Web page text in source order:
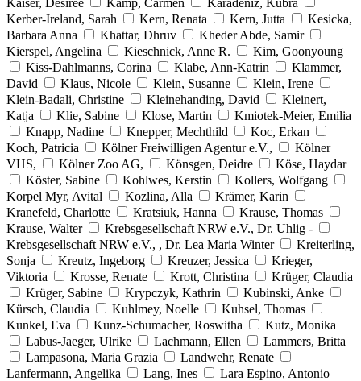
Kerber-Ireland, Sarah
Kern, Renata Kern, Jutta
Kesicka,
Barbara Anna
Khattar, Dhruv
Kheder Abde, Samir
Kierspel, Angelina
Kieschnick, Anne R.
Kim, Goonyoung
Kiss-Dahlmanns, Corina
Klabe, Ann-Katrin
Klammer,
David
Klaus, Nicole Klein, Susanne
Klein, Irene
Klein-Badali, Christine
Kleinehanding, David
Kleinert,
Katja
Klie, Sabine Klose, Martin
Kmiotek-Meier, Emilia
Knapp, Nadine
Knepper, Mechthild
Koc, Erkan
Koch, Patricia
Kölner Freiwilligen Agentur e.V.,
Kölner
VHS,
Kölner Zoo AG, Könsgen, Deidre
Köse, Haydar
Köster, Sabine
Kohlwes, Kerstin
Kollers, Wolfgang
Korpel Myr, Avital
Kozlina, Alla
Krämer, Karin
Kranefeld, Charlotte
Kratsiuk, Hanna
Krause, Thomas
Krause, Walter
Krebsgesellschaft NRW e.V., Dr. Uhlig -
Krebsgesellschaft NRW e.V., , Dr. Lea Maria Winter
Kreiterling,
Sonja
Kreutz, Ingeborg Kreuzer, Jessica
Krieger,
Viktoria
Krosse, Renate Krott, Christina
Krüger, Claudia
Krüger, Sabine
Krypczyk, Kathrin
Kubinski, Anke
Kürsch, Claudia
Kuhlmey, Noelle
Kuhsel, Thomas
Kunkel, Eva
Kunz-Schumacher, Roswitha
Kutz, Monika
Labus-Jaeger, Ulrike
Lachmann, Ellen
Lammers, Britta
Lampasona, Maria Grazia
Landwehr, Renate
Lanfermann, Angelika
Lang, Ines
Lara Espino, Antonio